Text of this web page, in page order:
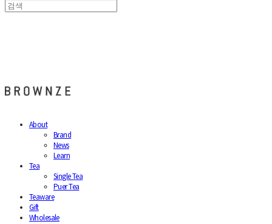
About
Brand
News
Learn
Tea
Single Tea
Puer Tea
Teaware
Gift
Wholesale